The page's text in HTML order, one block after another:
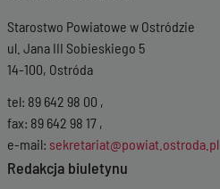
Starostwo Powiatowe w Ostródzie
ul. Jana III Sobieskiego 5
14-100, Ostróda
tel: 89 642 98 00 ,
fax: 89 642 98 17 ,
e-mail: sekretariat@powiat.ostroda.pl
Redakcja biuletynu